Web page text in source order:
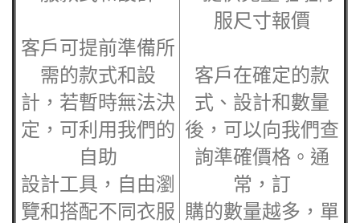
客戶可提前準備所
需的款式和設
計，若暫時無法決
定，可利用我們的
自助
設計工具，自由瀏
覽和搭配不同衣服
服尺寸報價
客戶在確定的款
式、設計和數量
後，可以向我們查
詢準確價格。通
常，訂
購的數量越多，單